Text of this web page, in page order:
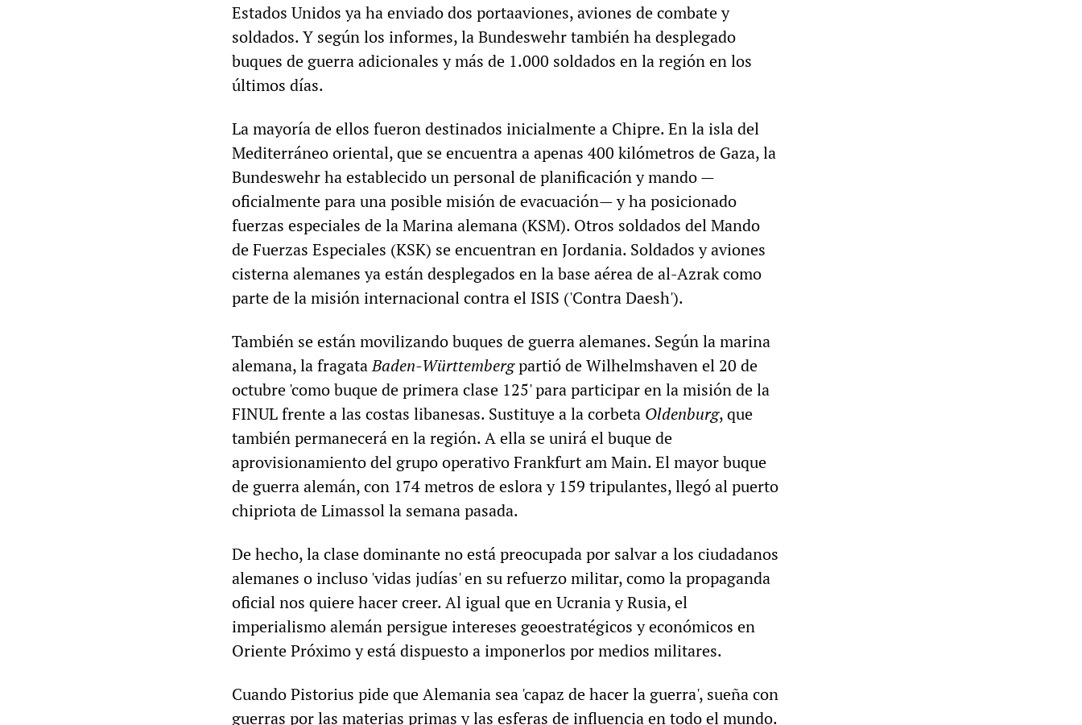
Estados Unidos ya ha enviado dos portaaviones, aviones de combate y
soldados. Y según los informes, la Bundeswehr también ha desplegado
buques de guerra adicionales y más de 1.000 soldados en la región en los
últimos días.
La mayoría de ellos fueron destinados inicialmente a Chipre. En la isla del
Mediterráneo oriental, que se encuentra a apenas 400 kilómetros de Gaza, la
Bundeswehr ha establecido un personal de planificación y mando —
oficialmente para una posible misión de evacuación— y ha posicionado
fuerzas especiales de la Marina alemana (KSM). Otros soldados del Mando
de Fuerzas Especiales (KSK) se encuentran en Jordania. Soldados y aviones
cisterna alemanes ya están desplegados en la base aérea de al-Azrak como
parte de la misión internacional contra el ISIS ('Contra Daesh').
También se están movilizando buques de guerra alemanes. Según la marina
alemana, la fragataBaden-Württembergpartió de Wilhelmshaven el 20 de
octubre 'como buque de primera clase 125' para participar en la misión de la
FINUL frente a las costas libanesas. Sustituye a la corbeta Oldenburg, que
también permanecerá en la región. A ella se unirá el buque de
aprovisionamiento del grupo operativo Frankfurt am Main. El mayor buque
de guerra alemán, con 174 metros de eslora y 159 tripulantes, llegó al puerto
chipriota de Limassol la semana pasada.
De hecho, la clase dominante no está preocupada por salvar a los ciudadanos
alemanes o incluso 'vidas judías' en su refuerzo militar, como la propaganda
oficial nos quiere hacer creer. Al igual que en Ucrania y Rusia, el
imperialismo alemán persigue intereses geoestratégicos y económicos en
Oriente Próximo y está dispuesto a imponerlos por medios militares.
Cuando Pistorius pide que Alemania sea 'capaz de hacer la guerra', sueña con
guerras por las materias primas y las esferas de influencia en todo el mundo.